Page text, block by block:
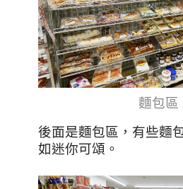
麵包區
後面是麵包區，有些麵
如迷你可頌。